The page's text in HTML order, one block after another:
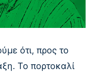
ότι, προς το
Το πορτοκαλί